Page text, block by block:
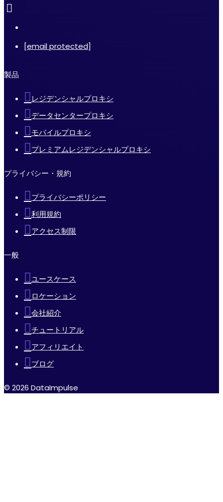
[email protected]
製品
レジデンシャルプロキシ
データセンタープロキシ
モバイルプロキシ
プレミアムレジデンシャルプロキシ
プライバシー・規約
プライバシーポリシー
利用規約
アクセス制限
一般
ユースケース
ロケーション
会社紹介
チュートリアル
アフィリエイト
ブログ
© 2026 DataImpulse